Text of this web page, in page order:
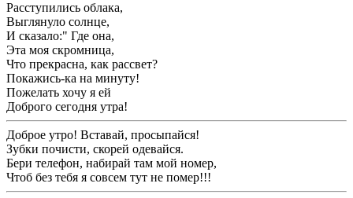
Расступились облака,
Выглянуло солнце,
И сказало:" Где она,
Эта моя скромница,
Что прекрасна, как рассвет?
Покажись-ка на минуту!
Пожелать хочу я ей
Доброго сегодня утра!
Доброе утро! Вставай, просыпайся!
Зубки почисти, cкорей одевайся.
Бери телефон, набирай там мой номер,
Чтоб без тебя я совсем тут не помер!!!